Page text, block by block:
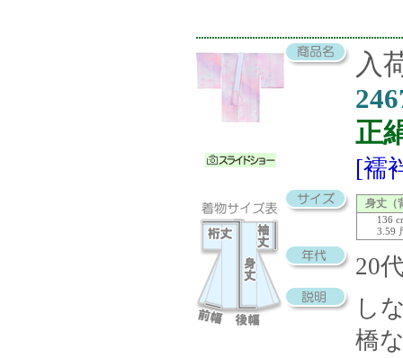
入
正
[襦
身丈（
136
3.59
20
し
橋